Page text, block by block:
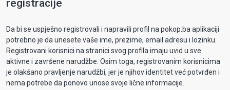
registracije
Da bi se uspješno registrovali i napravili profil na pokop.ba aplikaciji
potrebno je da unesete vaše ime, prezime, email adresu i lozinku.
Registrovani korisnici na stranici svog profila imaju uvid u sve
aktivne i završene narudžbe. Osim toga, registrovanim korisnicima
je olakšano pravljenje narudžbi, jer je njihov identitet već potvrđen i
nema potrebe da ponovo unose svoje lične informacije.